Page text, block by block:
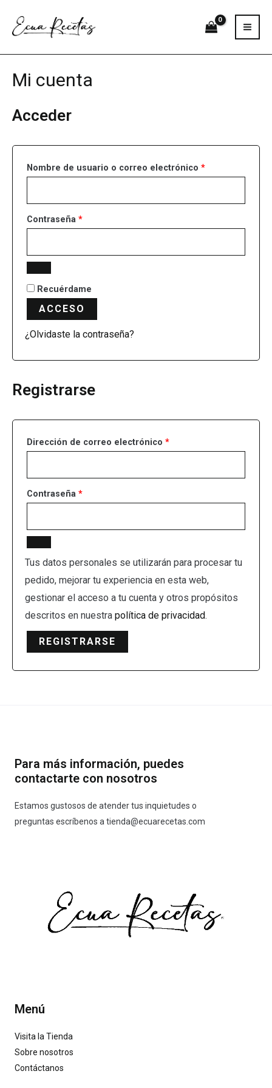
Mi cuenta
Acceder
Nombre de usuario o correo electrónico *
Contraseña *
Recuérdame
ACCESO
¿Olvidaste la contraseña?
Registrarse
Dirección de correo electrónico *
Contraseña *
Tus datos personales se utilizarán para procesar tu
pedido, mejorar tu experiencia en esta web,
gestionar el acceso a tu cuenta y otros propósitos
descritos en nuestra política de privacidad.
REGISTRARSE
Para más información, puedes
contactarte con nosotros
Estamos gustosos de atender tus inquietudes o
preguntas escríbenos atienda@ecuarecetas.com
Menú
Visita la Tienda
Sobre nosotros
Contáctanos